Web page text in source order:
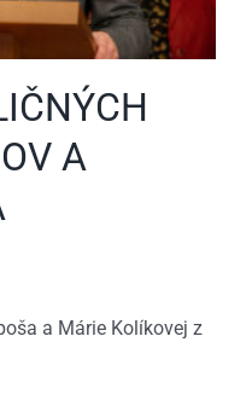
A
a Márie Kolíkovej z